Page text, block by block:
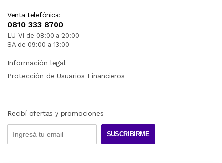
Venta telefónica:
0810 333 8700
LU-VI de 08:00 a 20:00
SA de 09:00 a 13:00
Información legal
Protección de Usuarios Financieros
Recibí ofertas y promociones
SUSCRIBIRME